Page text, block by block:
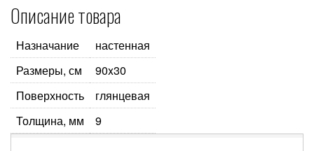
Описание товара
Назначание
настенная
Размеры, см
90x30
Поверхность
глянцевая
Толщина, мм
9